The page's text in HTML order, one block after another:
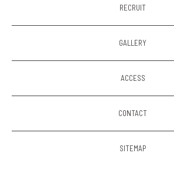
RECRUIT
GALLERY
ACCESS
CONTACT
SITEMAP